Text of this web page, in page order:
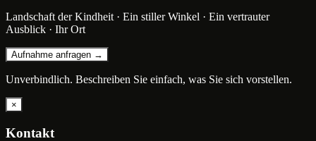
Landschaft der Kindheit · Ein stiller Winkel · Ein vertrauter
Ausblick · Ihr Ort
Aufnahme anfragen →
Unverbindlich. Beschreiben Sie einfach, was Sie sich vorstellen.
×
Kontakt